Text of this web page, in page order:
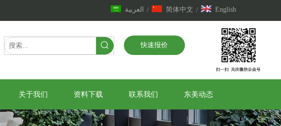
العربية / 简体中文 / English
快速报价
关于我们 资料下载 联系我们 东美动态